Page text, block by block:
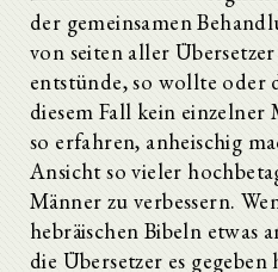
der gemeinsamen
von seiten aller
entstünde, so wollte oder
diesem Fall kein
so erfahren, anheischig
Ansicht so vieler
Männer zu verbessern.
hebräischen Bibeln etwas
die Übersetzer es